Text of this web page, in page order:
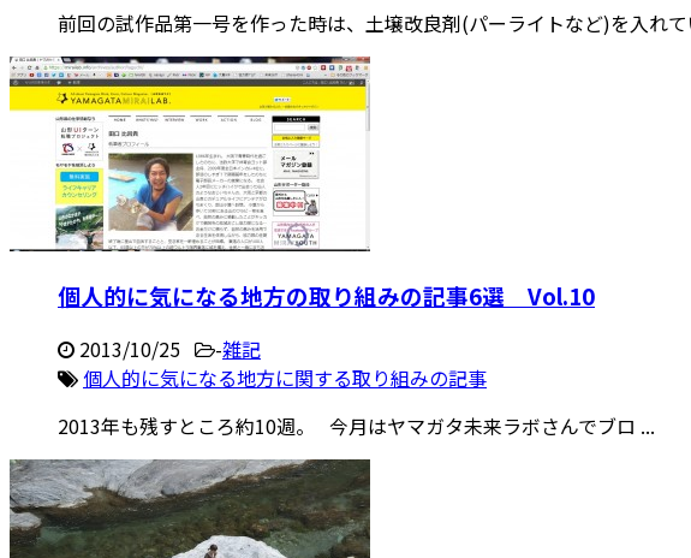
前回の試作品第一号を作った時は、土壌改良剤(パーライトなど)を入れ
個人的に気になる地方の取り組みの記事6選 Vol.10
2013/10/25 -雑記
個人的に気になる地方に関する取り組みの記事
2013年も残すところ約10週。 今月はヤマガタ未来ラボさんでブロ ...